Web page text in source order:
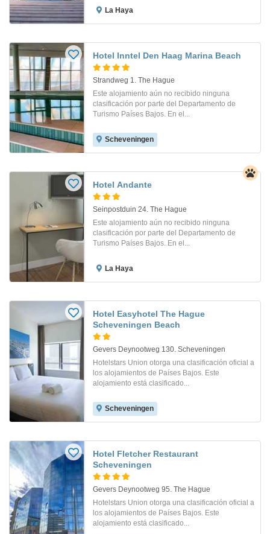
La Haya
Hotel Inntel Den Haag Marina Beach
Strandweg 1. The Hague
Este alojamiento aún no recibido ninguna
clasificación por parte del Departamento de
Turismo Países Bajos. En el...
Scheveningen
Hotel Andante
Seinpostduin 24. The Hague
Este alojamiento aún no recibido ninguna
clasificación por parte del Departamento de
Turismo Países Bajos. En el...
La Haya
Hotel Easyhotel The Hague
Scheveningen Beach
Gevers Deynootweg 130. Scheveningen
Hotelstars Union otorga una clasificación oficial a
los alojamientos de Países Bajos. Este
alojamiento está clasificado...
Scheveningen
Hotel Fletcher Restaurant
Scheveningen
Gevers Deynootweg 95. The Hague
Hotelstars Union otorga una clasificación oficial a
los alojamientos de Países Bajos. Este
alojamiento está clasificado...